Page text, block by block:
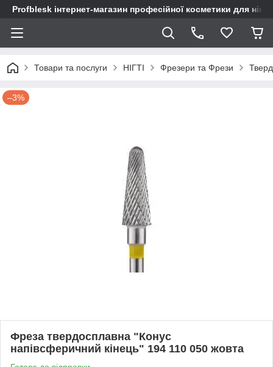
Profblesk інтернет-магазин професійної косметики для
Товари та послуги НІГТІ Фрезери та Фрези
–3%
Фреза твердосплавна "Конус
напівсферичний кінець" 194 110 050 жовта